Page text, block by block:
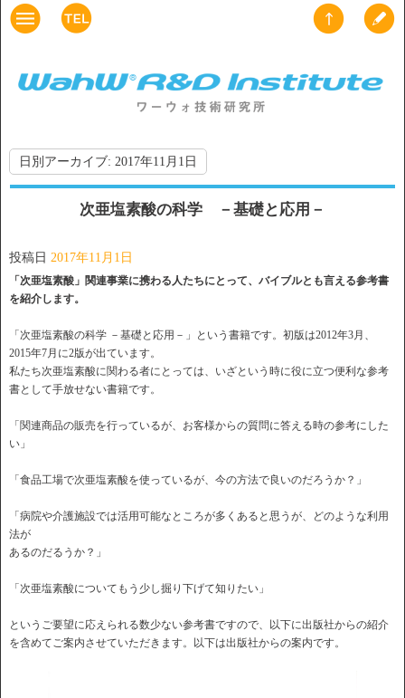
日別アーカイブ: 2017年11月1日
次亜塩素酸の科学 －基礎と応用－
投稿日 2017年11月1日
「次亜塩素酸」関連事業に携わる人たちにとって、バイブルとも言える参考書
を紹介します。
「次亜塩素酸の科学 －基礎と応用－」という書籍です。初版は2012年3月、
2015年7月に2版が出ています。
私たち次亜塩素酸に関わる者にとっては、いざという時に役に立つ便利な参考
書として手放せない書籍です。
「関連商品の販売を行っているが、お客様からの質問に答える時の参考にした
い」
「食品工場で次亜塩素酸を使っているが、今の方法で良いのだろうか？」
「病院や介護施設では活用可能なところが多くあると思うが、どのような利用
法が
あるのだるうか？」
「次亜塩素酸についてもう少し掘り下げて知りたい」
というご要望に応えられる数少ない参考書ですので、以下に出版社からの紹介
を含めてご案内させていただきます。以下は出版社からの案内です。